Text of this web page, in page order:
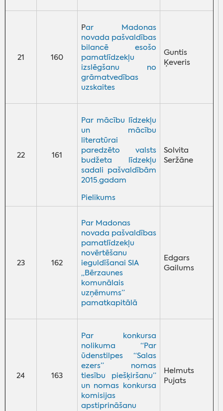
21 160
Par Madonas
novada pašvaldības
bilancē esošo
pamatlīdzekļu
izslēgšanu no
grāmatvedības
uzskaites
Guntis
Ķeveris
22 161
Par mācību līdzekļu
un mācību
literatūrai
paredzēto valsts
budžeta līdzekļu
sadali pašvaldībām
2015.gadam
Pielikums
Solvita
Seržāne
23 162
Par Madonas
novada pašvaldības
pamatlīdzekļu
novērtēšanu
ieguldīšanai SIA
„Bērzaunes
komunālais
uzņēmums”
pamatkapitālā
Edgars
Gailums
24 163
Par konkursa
nolikuma “Par
ūdenstilpes “Salas
ezers” nomas
tiesību piešķiršanu”
un nomas konkursa
komisijas
apstiprināšanu
Helmuts
Pujats